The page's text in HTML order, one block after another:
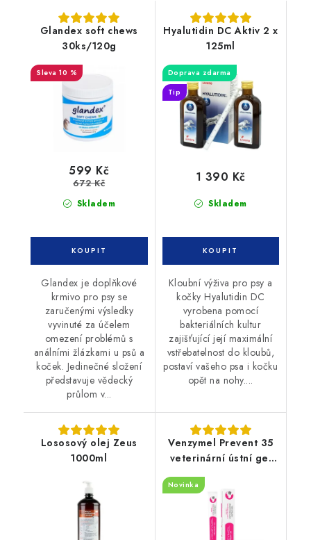
Glandex soft chews
30ks/120g
10 %
Skladem
599 Kč
672 Kč
Glandex je doplňkové
krmivo pro psy se
zaručenými výsledky
vyvinuté za účelem
omezení problémů s
análními žlázkami u psů a
koček. Jedinečné složení
představuje vědecký
průlom v...
Hyalutidin DC Aktiv 2 x
125ml
Doprava zdarma
Tip
Skladem
1 390 Kč
Kloubní výživa pro psy a
kočky Hyalutidin DC
vyrobena pomocí
bakteriálních kultur
zajišťující její maximální
vstřebatelnost do kloubů,
postaví vašeho psa i kočku
opět na nohy....
Lososový olej Zeus
1000ml
Venzymel Prevent 35
veterinární ústní gel
Novinka